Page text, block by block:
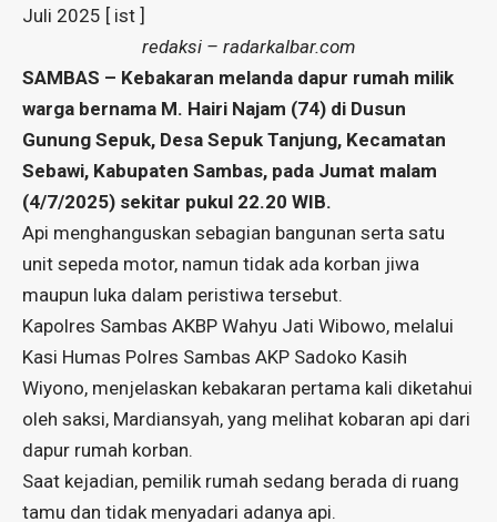
Juli 2025 [ ist ]
redaksi – radarkalbar.com
SAMBAS – Kebakaran melanda dapur rumah milik
warga bernama M. Hairi Najam (74) di Dusun
Gunung Sepuk, Desa Sepuk Tanjung, Kecamatan
Sebawi, Kabupaten Sambas, pada Jumat malam
(4/7/2025) sekitar pukul 22.20 WIB.
Api menghanguskan sebagian bangunan serta satu
unit sepeda motor, namun tidak ada korban jiwa
maupun luka dalam peristiwa tersebut.
Kapolres Sambas AKBP Wahyu Jati Wibowo, melalui
Kasi Humas Polres Sambas AKP Sadoko Kasih
Wiyono, menjelaskan kebakaran pertama kali diketahui
oleh saksi, Mardiansyah, yang melihat kobaran api dari
dapur rumah korban.
Saat kejadian, pemilik rumah sedang berada di ruang
tamu dan tidak menyadari adanya api.